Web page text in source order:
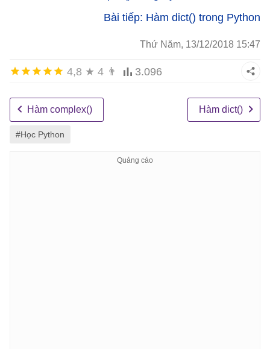
Bài tiếp: Hàm dict() trong Python
Thứ Năm, 13/12/2018 15:47
4,8 ★ 4 👨 3.096
Hàm complex() Hàm dict()
#Học Python